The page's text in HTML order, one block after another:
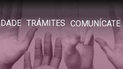
TRÁMITES COMUNÍCATE